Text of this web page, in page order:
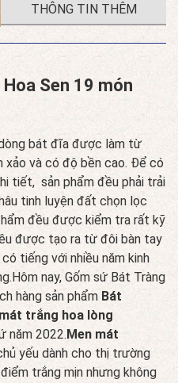
THÔNG TIN THÊM
Sen 19 món
bát đĩa được làm từ
xảo và có độ bền cao. Để có
tiết, sản phẩm đều phải trải
tinh luyện đất chọn lọc
đều được kiểm tra rất kỹ
được tạo ra từ đôi bàn tay
tiếng với nhiều năm kinh
nay, Gốm sứ Bát Tràng
hàng sản phẩm Bát
trắng hoa lòng
năm 2022.Men mát
yếu dành cho thị trường
trắng mịn nhưng không